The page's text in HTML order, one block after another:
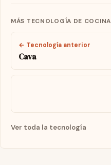
MÁS TECNOLOGÍA DE COCINA
← Tecnología anterior
Cava
Ver toda la tecnología